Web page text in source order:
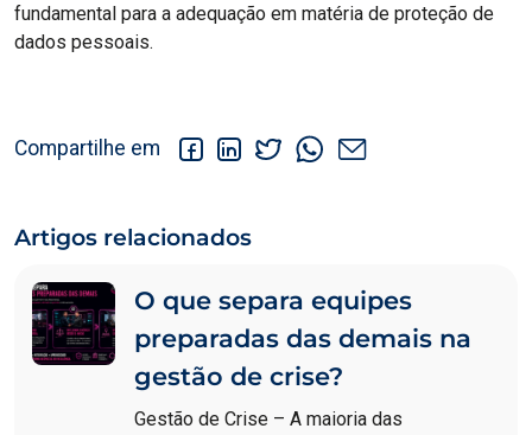
fundamental para a adequação em matéria de proteção de
dados pessoais.
Compartilhe em
Artigos relacionados
O que separa equipes
preparadas das demais na
gestão de crise?
Gestão de Crise – A maioria das